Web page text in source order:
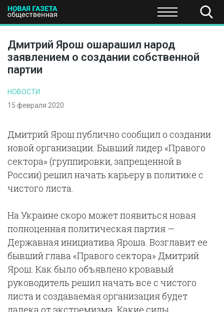
ПОЛИТИКА ЭКОНОМИКА НАУКА И
Дмитрий Ярош ошарашил народ
заявлением о создании собственной
партии
НОВОСТИ
15 февраля 2020
Дмитрий Ярош публично сообщил о создании
новой организации. Бывший лидер «Правого
сектора» (группировки, запрещенной в
России) решил начать карьеру в политике с
чистого листа.
На Украине скоро может появиться новая
полноценная политическая партия —
Державная инициатива Яроша. Возглавит ее
бывший глава «Правого сектора» Дмитрий
Ярош. Как было объявлено кровавый
руководитель решил начать все с чистого
листа и создаваемая организация будет
далека от экстремизма. Какие силы